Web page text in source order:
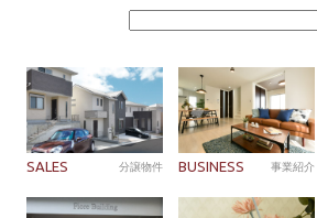
SALES 分譲物件 BUSINESS 事業紹介